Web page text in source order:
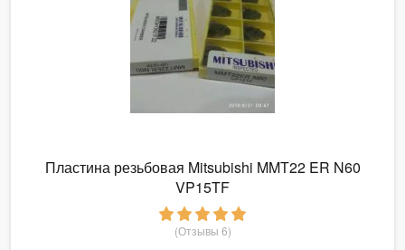
Пластина резьбовая Mitsubishi MMТ22 ER N60
VP15TF
(Отзывы 6)